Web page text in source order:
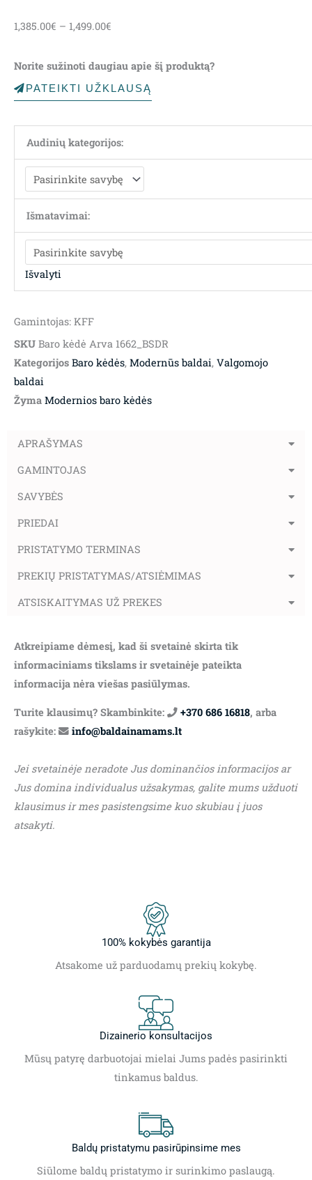
1,385.00€ – 1,499.00€
through
1,499.00€
Norite sužinoti daugiau apie šį produktą?
PATEIKTI UŽKLAUSĄ
Audinių kategorijos:
Išmatavimai:
Išvalyti
Gamintojas: KFF
SKU Baro kėdė Arva 1662_BSDR
Kategorijos Baro kėdės, Modernūs baldai, Valgomojo
baldai
Žyma Modernios baro kėdės
APRAŠYMAS
GAMINTOJAS
SAVYBĖS
PRIEDAI
PRISTATYMO TERMINAS
PREKIŲ PRISTATYMAS/ATSIĖMIMAS
ATSISKAITYMAS UŽ PREKES
Atkreipiame dėmesį, kad ši svetainė skirta tik
informaciniams tikslams ir svetainėje pateikta
informacija nėra viešas pasiūlymas.
Turite klausimų? Skambinkite: +370 686 16818, arba
rašykite:
info@baldainamams.lt
Jei svetainėje neradote Jus dominančios informacijos ar
Jus domina individualus užsakymas, galite mums užduoti
klausimus ir mes pasistengsime kuo skubiau į juos
atsakyti.
100% kokybės garantija
Atsakome už parduodamų prekių kokybę.
Dizainerio konsultacijos
Mūsų patyrę darbuotojai mielai Jums padės pasirinkti
tinkamus baldus.
Baldų pristatymu pasirūpinsime mes
Siūlome baldų pristatymo ir surinkimo paslaugą.